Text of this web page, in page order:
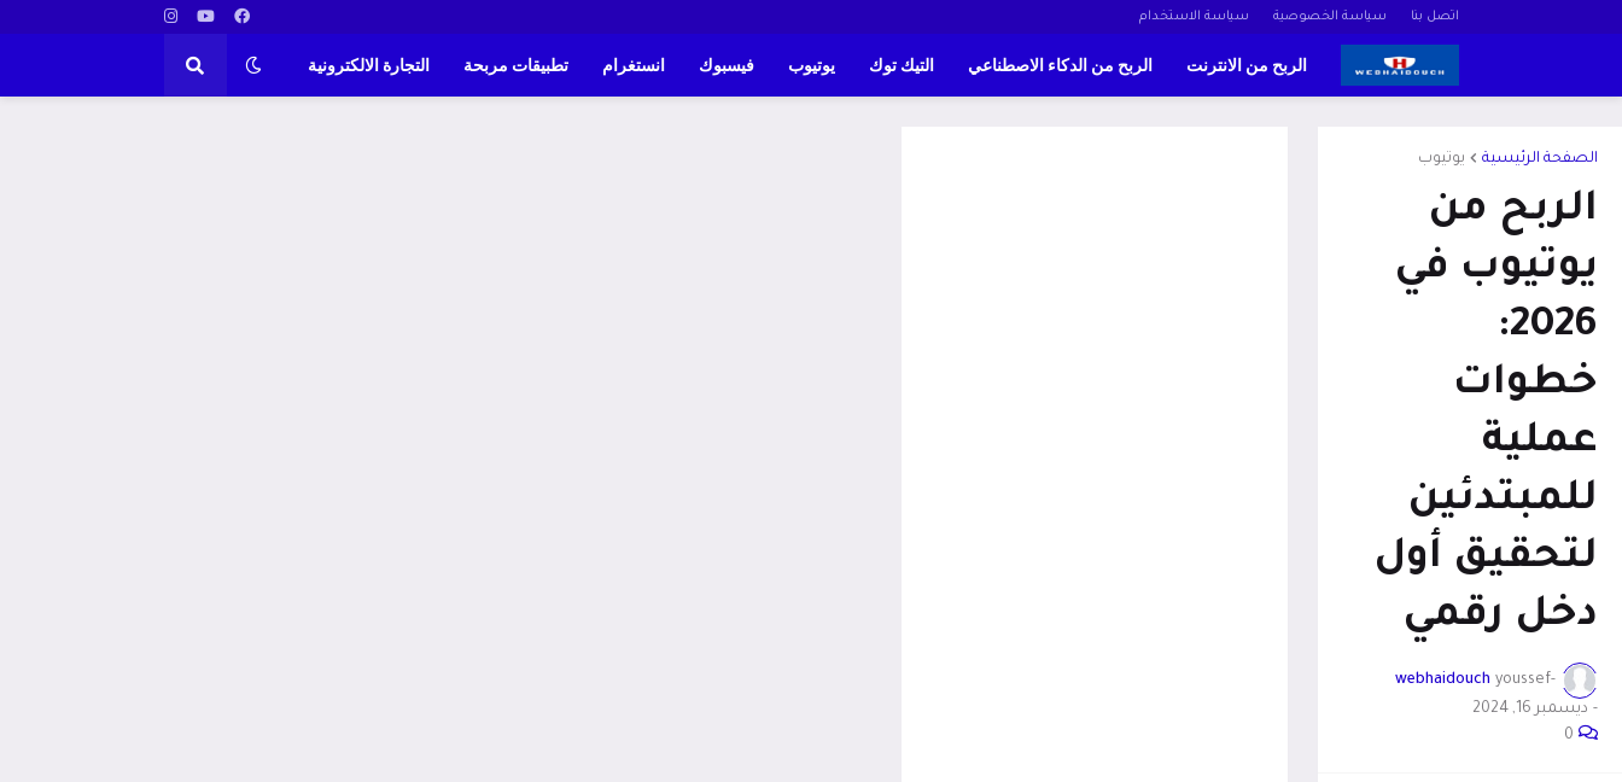
اتصل بنا سياسة الخصوصية سياسة الاستخدام
الربح من الانترنت الربح من الدكاء الاصطناعي التيك توك يوتيوب فيسبوك انستغرام تطبيقات مربحة التجارة الالكترونية
الصفحة الرئيسية يوتيوب
الربح من
يوتيوب في
2026:
خطوات
عملية
للمبتدئين
لتحقيق أول
دخل رقمي
-youssef
webhaidouch
- ديسمبر 16, 2024
0